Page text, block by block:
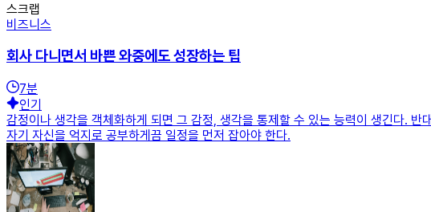
스크랩
비즈니스
회사 다니면서 바쁜 와중에도 성장하는 팁
7분
인기
감정이나 생각을 객체화하게 되면 그 감정, 생각을 통제할 수 있는 능력이 생긴다.
자기 자신을 억지로 공부하게끔 일정을 먼저 잡아야 한다.